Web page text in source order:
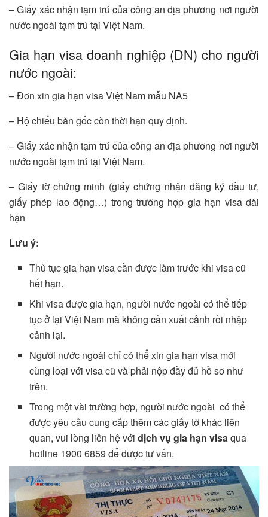
– Giấy xác nhận tạm trú của công an địa phương nơi người
nước ngoài tạm trú tại Việt Nam.
Gia hạn visa doanh nghiệp (DN) cho người
nước ngoài:
– Đơn xin gia hạn visa Việt Nam mẫu NA5
– Hộ chiếu bản gốc còn thời hạn quy định.
– Giấy xác nhận tạm trú của công an địa phương nơi người
nước ngoài tạm trú tại Việt Nam.
– Giấy tờ chứng minh (giấy chứng nhận đăng ký đầu tư,
giấy phép lao động…) trong trường hợp gia hạn visa dài
hạn
Lưu ý:
Thủ tục gia hạn visa cần được làm trước khi visa cũ
hết hạn.
Khi visa được gia hạn, người nước ngoài có thể tiếp
tục ở lại Việt Nam mà không cần xuất cảnh rồi nhập
cảnh lại.
Người nước ngoài chỉ có thể xin gia hạn visa mới
cùng loại với visa cũ và phải nộp đầy đủ hồ sơ như
trên.
Trong một vài trường hợp, người nước ngoài có thể
được yêu cầu cung cấp thêm các giấy tờ khác liên
quan, vui lòng liên hệ vớidịch vụ gia hạn visaqua
hotline 1900 6859 để được tư vấn.